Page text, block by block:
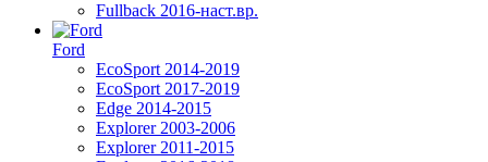
Fullback 2016-наст.вр.
Ford
EcoSport 2014-2019
EcoSport 2017-2019
Edge 2014-2015
Explorer 2003-2006
Explorer 2011-2015